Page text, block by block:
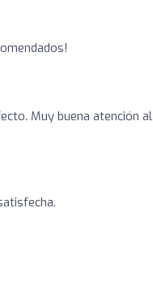
Muy buena atención al